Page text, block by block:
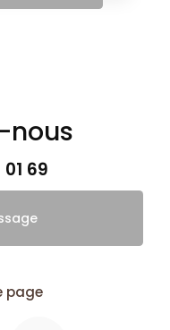
nous
69
page